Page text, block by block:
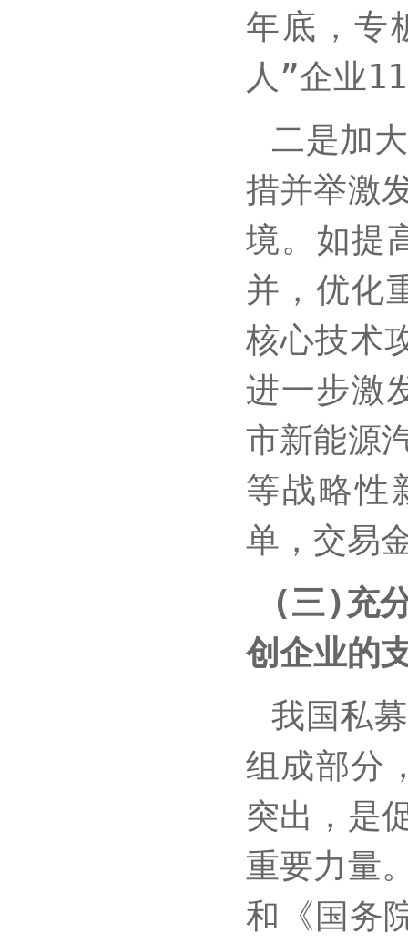
年底，专
人”企业
二是加
措并举激
境。如提
并，优化
核心技术
进一步激
市新能源
等战略性
单，交易
(三)充
创企业的
我国私
组成部分
突出，是
重要力量
和《国务